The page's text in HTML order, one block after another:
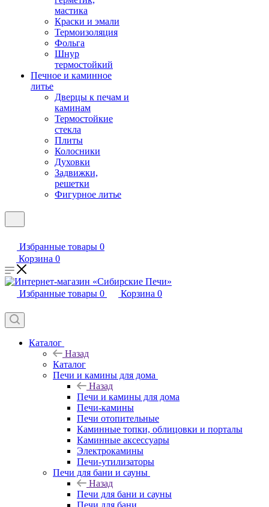
мастика
Краски и эмали
Термоизоляция
Фольга
Шнур
термостойкий
Печное и каминное
литье
Дверцы к печам и
каминам
Термостойкие
стекла
Плиты
Колосники
Духовки
Задвижки,
решетки
Фигурное литье
Избранные товары 0
Корзина 0
Избранные товары 0 Корзина 0
Каталог
Назад
Каталог
Печи и камины для дома
Назад
Печи и камины для дома
Печи-камины
Печи отопительные
Каминные топки, облицовки и порталы
Каминные аксессуары
Электрокамины
Печи-утилизаторы
Печи для бани и сауны
Назад
Печи для бани и сауны
Печи для бани